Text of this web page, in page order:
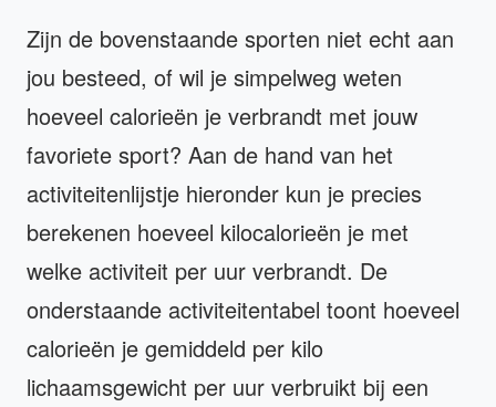
Zijn de bovenstaande sporten niet echt aan
jou besteed, of wil je simpelweg weten
hoeveel calorieën je verbrandt met jouw
favoriete sport? Aan de hand van het
activiteitenlijstje hieronder kun je precies
berekenen hoeveel kilocalorieën je met
welke activiteit per uur verbrandt. De
onderstaande activiteitentabel toont hoeveel
calorieën je gemiddeld per kilo
lichaamsgewicht per uur verbruikt bij een